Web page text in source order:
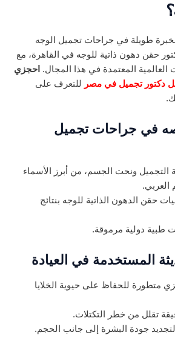
طويلة في جراحات تجميل الوجه
حقن دهون ذاتية للوجه في القاهرة، مع
العالمية المعتمدة في هذا المجال. احجزي
دكتور تجميل في مصر للتعرف على
في جراحات تجميل
التجميل ونحت الجسم، من أبرز الأسماء
العربي.
حقن الدهون الذاتية للوجه بنتائج
طبية دولية مرموقة.
المستخدمة في العيادة
متطورة للحفاظ على حيوية الخلايا
تقلل من خطر التكتلات.
لتجديد جودة البشرة إلى جانب الحجم.